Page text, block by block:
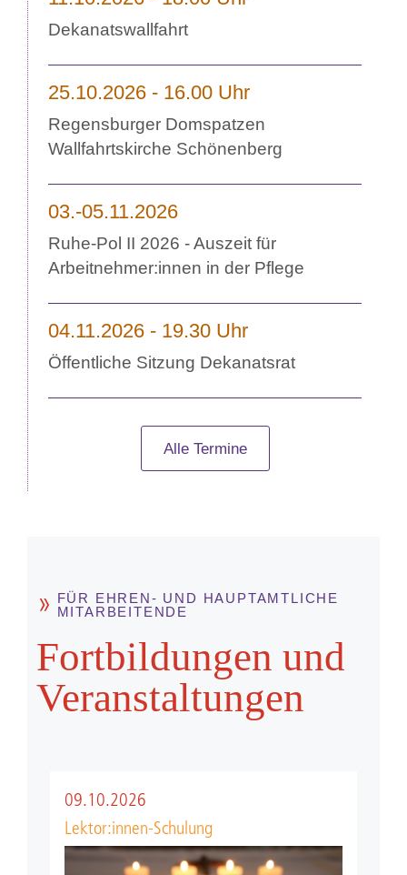
Dekanatswallfahrt
25.10.2026 - 16.00 Uhr
Regensburger Domspatzen
Wallfahrtskirche Schönenberg
03.-05.11.2026
Ruhe-Pol II 2026 - Auszeit für
Arbeitnehmer:innen in der Pflege
04.11.2026 - 19.30 Uhr
Öffentliche Sitzung Dekanatsrat
Alle Termine
FÜR EHREN- UND HAUPTAMTLICHE
MITARBEITENDE
Fort­bild­ungen und
Ver­anstal­tungen